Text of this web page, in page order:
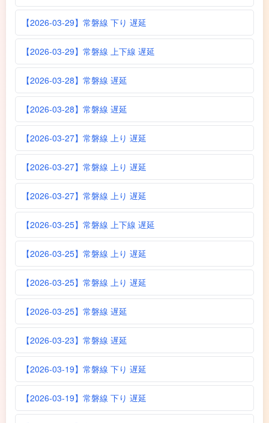
【2026-03-29】常磐線 下り 遅延
【2026-03-29】常磐線 上下線 遅延
【2026-03-28】常磐線 遅延
【2026-03-28】常磐線 遅延
【2026-03-27】常磐線 上り 遅延
【2026-03-27】常磐線 上り 遅延
【2026-03-27】常磐線 上り 遅延
【2026-03-25】常磐線 上下線 遅延
【2026-03-25】常磐線 上り 遅延
【2026-03-25】常磐線 上り 遅延
【2026-03-25】常磐線 遅延
【2026-03-23】常磐線 遅延
【2026-03-19】常磐線 下り 遅延
【2026-03-19】常磐線 下り 遅延